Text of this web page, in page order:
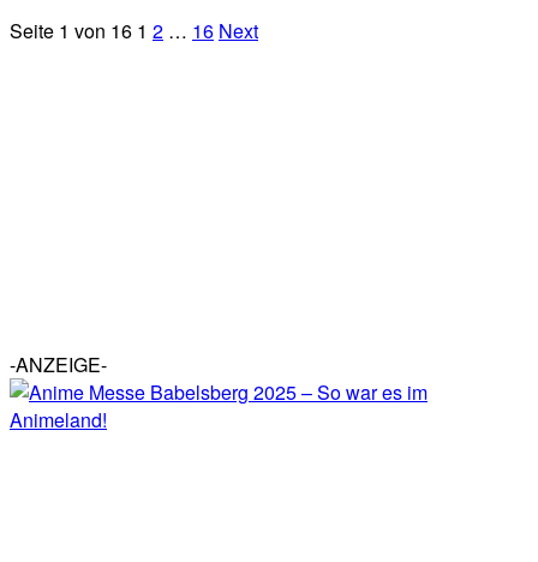
Seite 1 von 16 1 2 … 16 Next
-ANZEIGE-